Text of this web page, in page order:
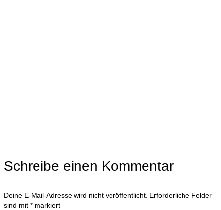
Schreibe einen Kommentar
Deine E-Mail-Adresse wird nicht veröffentlicht. Erforderliche Felder
sind mit * markiert